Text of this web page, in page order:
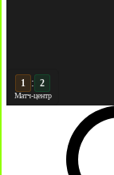
2 : 2
Матч-центр